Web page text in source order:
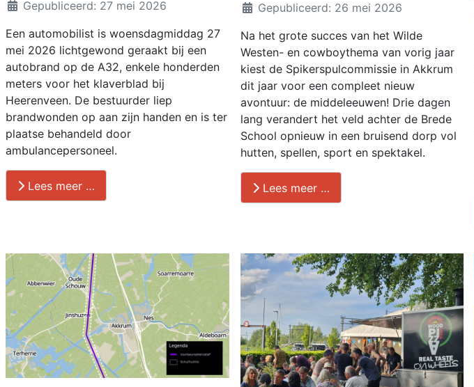
DetailsGepubliceerd: 27 mei 2026
Een automobilist is woensdagmiddag 27
mei 2026 lichtgewond geraakt bij een
autobrand op de A32, enkele honderden
meters voor het klaverblad bij
Heerenveen. De bestuurder liep
brandwonden op aan zijn handen en is ter
plaatse behandeld door
ambulancepersoneel.
Lees meer …
DetailsGepubliceerd: 26 mei 2026
Na het grote succes van het Wilde
Westen- en cowboythema van vorig jaar
kiest de Spikerspulcommissie in Akkrum
dit jaar voor een compleet nieuw
avontuur: de middeleeuwen! Drie dagen
lang verandert het veld achter de Brede
School opnieuw in een bruisend dorp vol
hutten, spellen, sport en spektakel.
Lees meer …